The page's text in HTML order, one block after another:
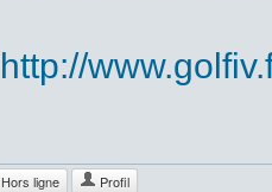
http://
Hors ligne Profil